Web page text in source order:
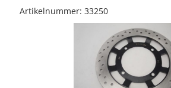
Artikelnummer: 33250